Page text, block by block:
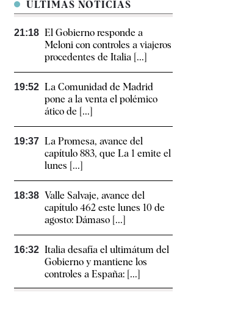
ÚLTIMAS NOTICIAS
21:18 El Gobierno responde a
Meloni con controles a viajeros
procedentes de Italia [...]
19:52 La Comunidad de Madrid
pone a la venta el polémico
ático de [...]
19:37 La Promesa, avance del
capítulo 883, que La 1 emite el
lunes [...]
18:38 Valle Salvaje, avance del
capítulo 462 este lunes 10 de
agosto: Dámaso [...]
16:32 Italia desafía el ultimátum del
Gobierno y mantiene los
controles a España: [...]